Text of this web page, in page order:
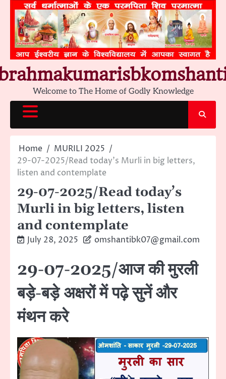
content
Welcome to The Home of Godly Knowledge
Home
MURILI 2025
29-07-2025/Read today’s Murli in big letters,
listen and contemplate
29-07-2025/Read today’s
Murli in big letters, listen
and contemplate
July 28, 2025 omshantibk07@gmail.com
29-07-2025/आज की मुरली
बड़े-बड़े अक्षरों में पढ़े सुनें और
मंथन करे